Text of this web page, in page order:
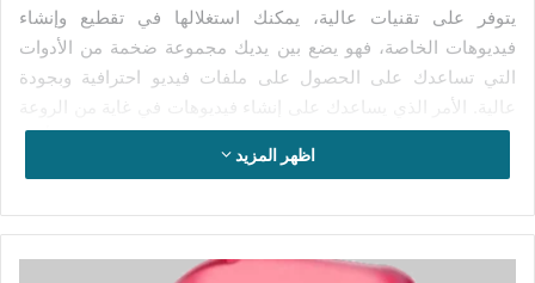
يتوفر على تقنيات عالية، يمكنك استغلالها في تقطيع وإنشاء
فيديوهات الخاصة، فهو يضع بين يديك مجموعة ضخمة من الأدوات
التي تساعدك على الحصول على ملفات فيديو احترافية وبجودة
عالية. الأمر الذي يساعدك على إنشاء فيديوهات في غاية من الروعة
والجمال، وذلك بإدخال العديد من المرشحات والفلاتر، ويمكنك أيضا
التحكم في الفيديو، بضبط درجة السطوع والتشبع وتحديد الألوان،
سهولة.
اظهر المزيد